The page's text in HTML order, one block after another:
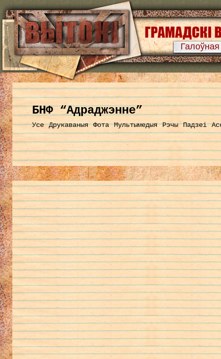
Галоўная
БНФ “Адраджэнне”
Усе Друкаваныя Фота Мультымедыя Рэчы Падзеі